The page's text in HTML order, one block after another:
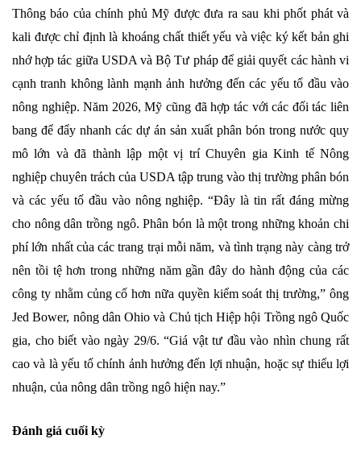
Thông báo của chính phủ Mỹ được đưa ra sau khi phốt phát và
kali được chỉ định là khoáng chất thiết yếu và việc ký kết bản ghi
nhớ hợp tác giữa USDA và Bộ Tư pháp để giải quyết các hành vi
cạnh tranh không lành mạnh ảnh hưởng đến các yếu tố đầu vào
nông nghiệp. Năm 2026, Mỹ cũng đã hợp tác với các đối tác liên
bang để đẩy nhanh các dự án sản xuất phân bón trong nước quy
mô lớn và đã thành lập một vị trí Chuyên gia Kinh tế Nông
nghiệp chuyên trách của USDA tập trung vào thị trường phân bón
và các yếu tố đầu vào nông nghiệp. “Đây là tin rất đáng mừng
cho nông dân trồng ngô. Phân bón là một trong những khoản chi
phí lớn nhất của các trang trại mỗi năm, và tình trạng này càng trở
nên tồi tệ hơn trong những năm gần đây do hành động của các
công ty nhằm củng cố hơn nữa quyền kiểm soát thị trường,” ông
Jed Bower, nông dân Ohio và Chủ tịch Hiệp hội Trồng ngô Quốc
gia, cho biết vào ngày 29/6. “Giá vật tư đầu vào nhìn chung rất
cao và là yếu tố chính ảnh hưởng đến lợi nhuận, hoặc sự thiếu lợi
nhuận, của nông dân trồng ngô hiện nay.”
Đánh giá cuối kỳ